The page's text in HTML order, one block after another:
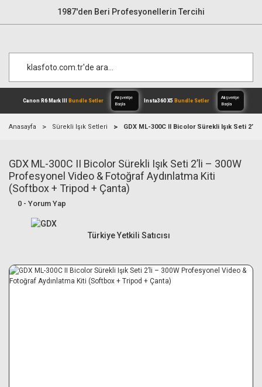
1987'den Beri Profesyonellerin Tercihi
Canon R6 Mark III Bundle Setler
Alışverişe
Başla
Anasayfa Sürekli Işık Setleri GDX ML-300C II Bicolor Sürekli Işık Seti
GDX ML-300C II Bicolor Sürekli Işık Seti 2’li – 300W
Profesyonel Video & Fotoğraf Aydınlatma Kiti
(Softbox + Tripod + Çanta)
0 - Yorum Yap
Türkiye Yetkili Satıcısı